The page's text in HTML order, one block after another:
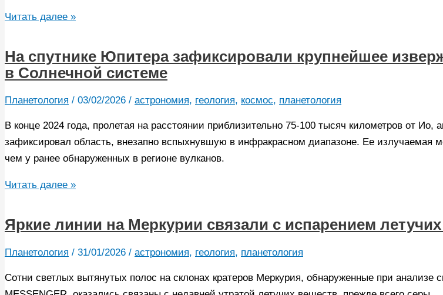
На
впервые
обнаружили
следы
корунда
минерала,
из
которого
на
рубины
и
Читать далее »
На спутнике Юпитера зафиксировали крупнейшее
в Солнечной системе
Планетология / 03/02/2026 / астрономия, геология, космос, планетология
В конце 2024 года, пролетая на расстоянии приблизительно 75-100 тысяч километров от Ио,
зафиксировал область, внезапно вспыхнувшую в инфракрасном диапазоне. Ее излучаемая
чем у ранее обнаруженных в регионе вулканов.
На
Юпитера
зафиксировали
крупнейшее
вулканов
Читать далее »
Яркие линии на Меркурии связали с испарением
Планетология / 31/01/2026 / астрономия, геология, планетология
Сотни светлых вытянутых полос на склонах кратеров Меркурия, обнаруженные при анализе